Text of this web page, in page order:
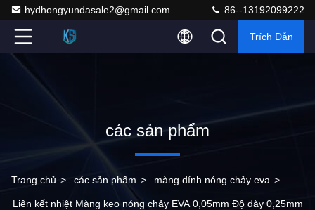
hydhongyundasale2@gmail.com 86--13192099222
Trích Dẫn
các sản phẩm
Trang chủ > các sản phẩm > màng dính nóng chảy eva >
Liên kết nhiệt Màng keo nóng chảy EVA 0,05mm Độ dày 0,25mm